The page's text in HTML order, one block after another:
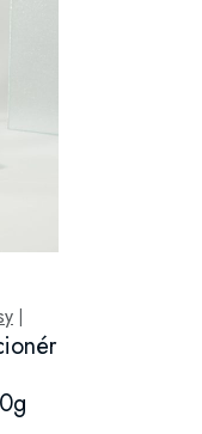
|